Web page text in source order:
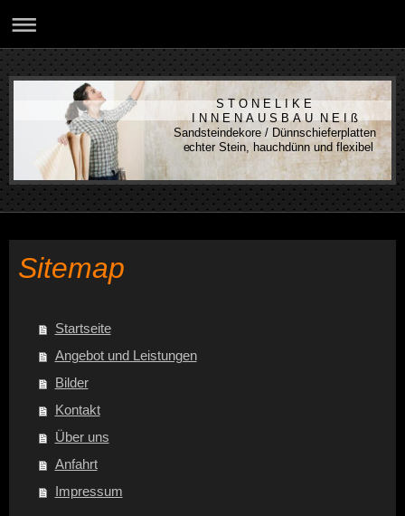
S T O N E L I K E
I N N E N A U S B A U N E I ß
Sandsteindekore / Dünnschieferplatten
echter Stein, hauchdünn und flexibel
Sitemap
Startseite
Angebot und Leistungen
Bilder
Kontakt
Über uns
Anfahrt
Impressum